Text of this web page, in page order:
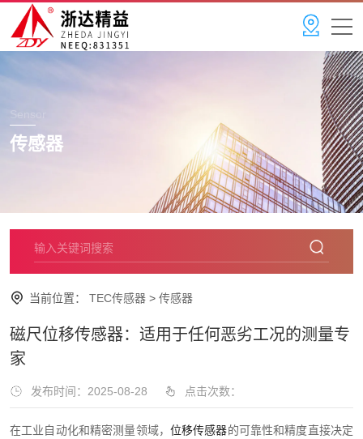
Sensor
传感器
当前位置： TEC传感器 > 传感器
磁尺位移传感器：适用于任何恶劣工况的测量专
家
发布时间：2025-08-28 点击次数：
在工业自动化和精密测量领域， 位移传感器的可靠性和精度直接决定